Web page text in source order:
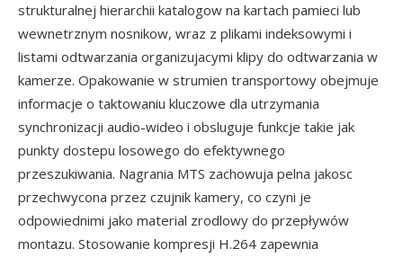
strukturalnej hierarchii katalogow na kartach pamieci lub
wewnetrznym nosnikow, wraz z plikami indeksowymi i
listami odtwarzania organizujacymi klipy do odtwarzania w
kamerze. Opakowanie w strumien transportowy obejmuje
informacje o taktowaniu kluczowe dla utrzymania
synchronizacji audio-wideo i obsluguje funkcje takie jak
punkty dostepu losowego do efektywnego
przeszukiwania. Nagrania MTS zachowuja pelna jakosc
przechwycona przez czujnik kamery, co czyni je
odpowiednimi jako material zrodlowy do przepływów
montazu. Stosowanie kompresji H.264 zapewnia